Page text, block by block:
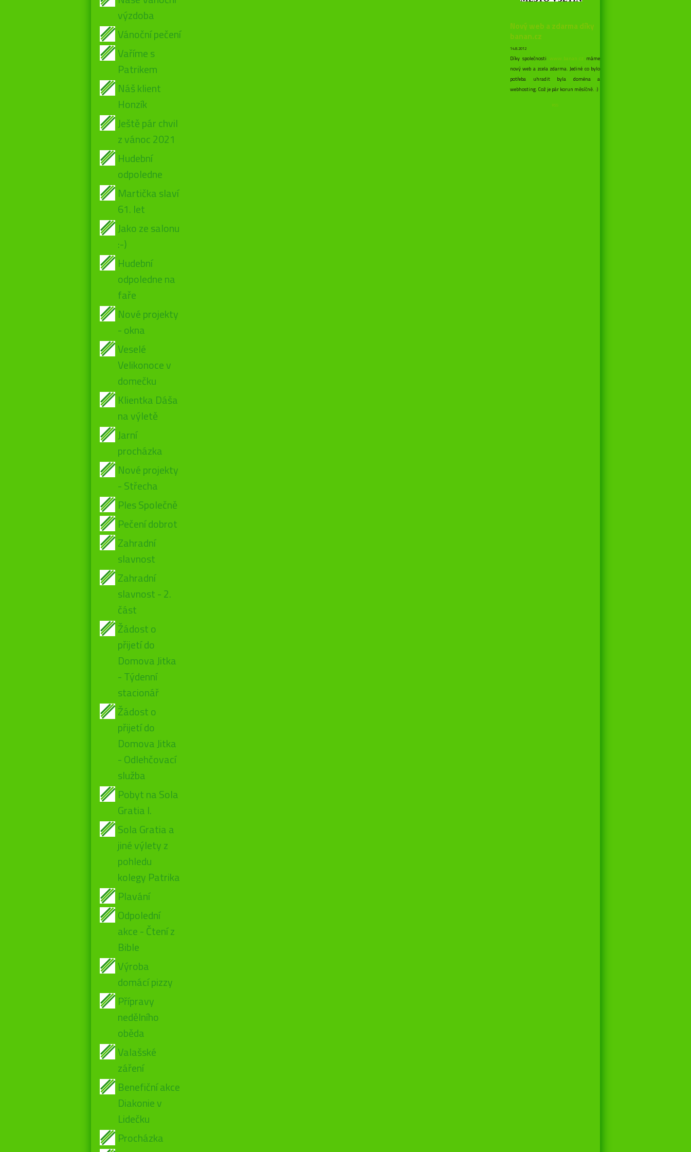
výzdoba
Vánoční pečení
Vaříme s
Patrikem
Náš klient
Honzík
Ještě pár chvil
z vánoc 2021
Hudební
odpoledne
Martička slaví
61. let
Jako ze salonu
:-)
Hudební
odpoledne na
faře
Nové projekty
- okna
Veselé
Velikonoce v
domečku
Klientka Dáša
na výletě
Jarní
procházka
Nové projekty
- Střecha
Ples Společně
Pečení dobrot
Zahradní
slavnost
Zahradní
slavnost - 2.
část
Žádost o
přijetí do
Domova Jitka
- Týdenní
stacionář
Žádost o
přijetí do
Domova Jitka
- Odlehčovací
služba
Pobyt na Sola
Gratia I.
Sola Gratia a
jiné výlety z
pohledu
kolegy Patrika
Plavání
Odpolední
akce - Čtení z
Bible
Výroba
domácí pizzy
Přípravy
nedělního
oběda
Valašské
záření
Benefiční akce
Diakonie v
Lidečku
Procházka
Nový web a zdarma díky
banan.cz
14.8.2012
Díky společnosti www.banan.cz máme
nový web a zcela zdarma. Jediné co bylo
potřeba uhradit byla doména a
webhosting. Což je pár korun měsíčně. :)
RSS